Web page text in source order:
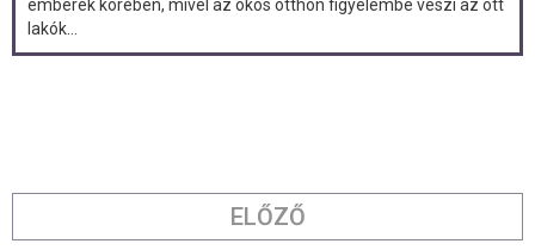
emberek körében, mivel az okos otthon figyelembe veszi az ott
lakók...
ELŐZŐ